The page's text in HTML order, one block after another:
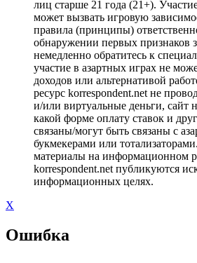
лиц старше 21 года (21+).
может вызвать игровую
правила (принципы)
обнаружении первых признаков
немедленно обратитесь к
участие в азартных играх не
доходов или альтернативой
ресурс korrespondent.net не
и/или виртуальные деньги, сайт
какой форме оплату ставок и
связаны/могут быть связаны с
букмекерами или
материалы на информационном
korrespondent.net публикуются
информационных целях.
X
Ошибка